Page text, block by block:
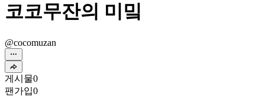
코코무잔의 미밐
@cocomuzan
게시물0
팬가입0